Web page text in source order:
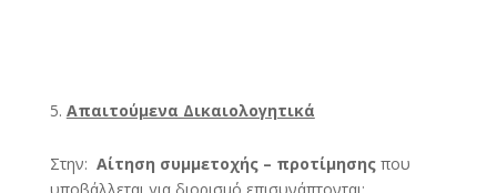
Απαιτούμενα Δικαιολογητικά
Στην: Αίτηση συμμετοχής – προτίμησης που